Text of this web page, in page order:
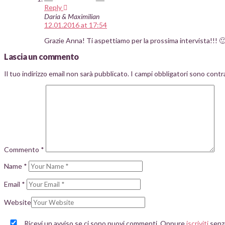
Reply
Daria & Maximilian
12.01.2016 at 17:54
Grazie Anna! Ti aspettiamo per la prossima intervista!!!
Lascia un commento
Il tuo indirizzo email non sarà pubblicato. I campi obbligatori sono
Commento *
Name *
Email *
Website